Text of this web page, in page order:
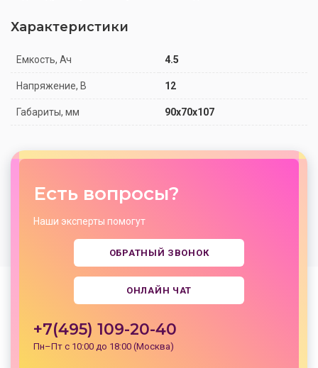
Характеристики
Емкость, Ач 4.5
Напряжение, В 12
Габариты, мм 90x70x107
Есть вопросы?
Наши эксперты помогут
ОБРАТНЫЙ ЗВОНОК
ОНЛАЙН ЧАТ
+7(495) 109-20-40
Пн–Пт с 10:00 до 18:00 (Москва)